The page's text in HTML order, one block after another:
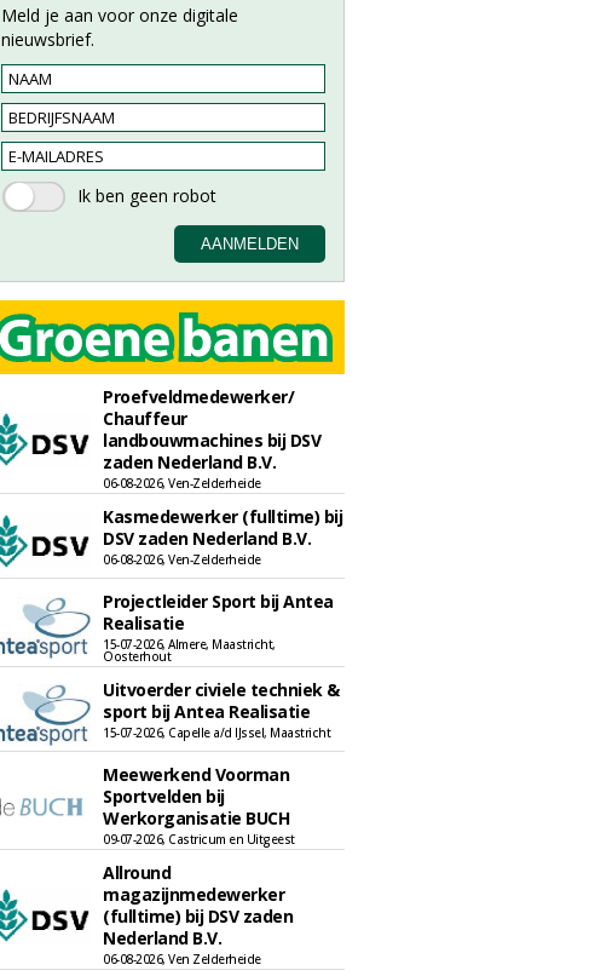
Meld je aan voor onze digitale
nieuwsbrief.
Proefveldmedewerker/
Chauffeur
landbouwmachines bij DSV
zaden Nederland B.V.
06-08-2026, Ven-Zelderheide
Kasmedewerker (fulltime) bij
DSV zaden Nederland B.V.
06-08-2026, Ven-Zelderheide
Projectleider Sport bij Antea
Realisatie
15-07-2026, Almere, Maastricht,
Oosterhout
Uitvoerder civiele techniek &
sport bij Antea Realisatie
15-07-2026, Capelle a/d IJssel, Maastricht
Meewerkend Voorman
Sportvelden bij
Werkorganisatie BUCH
09-07-2026, Castricum en Uitgeest
Allround
magazijnmedewerker
(fulltime) bij DSV zaden
Nederland B.V.
06-08-2026, Ven Zelderheide